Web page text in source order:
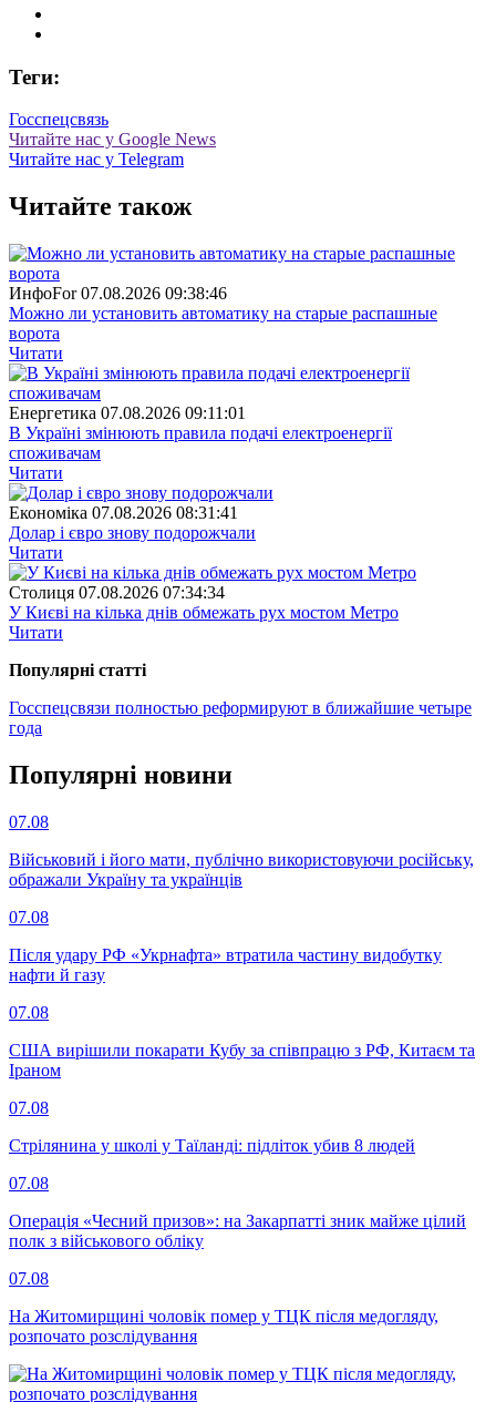
Теги:
Госспецсвязь
Читайте нас у Google News
Читайте нас у Telegram
Читайте також
ИнфоFor 07.08.2026 09:38:46
Можно ли установить автоматику на старые распашные
ворота
Читати
Енергетика 07.08.2026 09:11:01
В Україні змінюють правила подачі електроенергії
споживачам
Читати
Економіка 07.08.2026 08:31:41
Долар і євро знову подорожчали
Читати
Столиця 07.08.2026 07:34:34
У Києві на кілька днів обмежать рух мостом Метро
Читати
Популярнi статтi
Госспецсвязи полностью реформируют в ближайшие четыре
года
Популярнi новини
07.08
Військовий і його мати, публічно використовуючи російську,
ображали Україну та українців
07.08
Після удару РФ «Укрнафта» втратила частину видобутку
нафти й газу
07.08
США вирішили покарати Кубу за співпрацю з РФ, Китаєм та
Іраном
07.08
Стрілянина у школі у Таїланді: підліток убив 8 людей
07.08
Операція «Чесний призов»: на Закарпатті зник майже цілий
полк з військового обліку
07.08
На Житомирщині чоловік помер у ТЦК після медогляду,
розпочато розслідування